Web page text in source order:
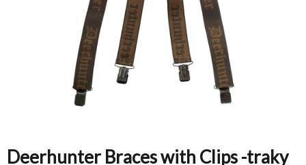
Deerhunter Braces with Clips -traky